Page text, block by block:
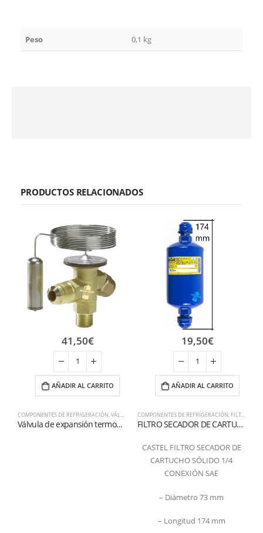
Peso 0,1 kg
PRODUCTOS RELACIONADOS
COMPONENTES DE REFRIGERACIÓN VÁLVULAS DE EXPANSIÓN
Válvula de expansión termostática serie TS2 R404C
41,50€
AÑADIR AL CARRITO
COMPONENTES DE REFRIGERACIÓN FILTROS
FILTRO SECADOR DE CARTUCHO SÓLIDO CON 100% DE TAMICES MOLECULARES 1/4 SAE
CASTEL FILTRO SECADOR DE
CARTUCHO SÓLIDO 1/4
CONEXIÓN SAE
– Diámetro 73 mm
– Longitud 174 mm
19,50€
AÑADIR AL CARRITO